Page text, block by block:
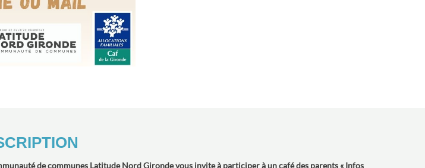
de communes Latitude Nord Gironde vous invite à participer à un café des parents « Infos